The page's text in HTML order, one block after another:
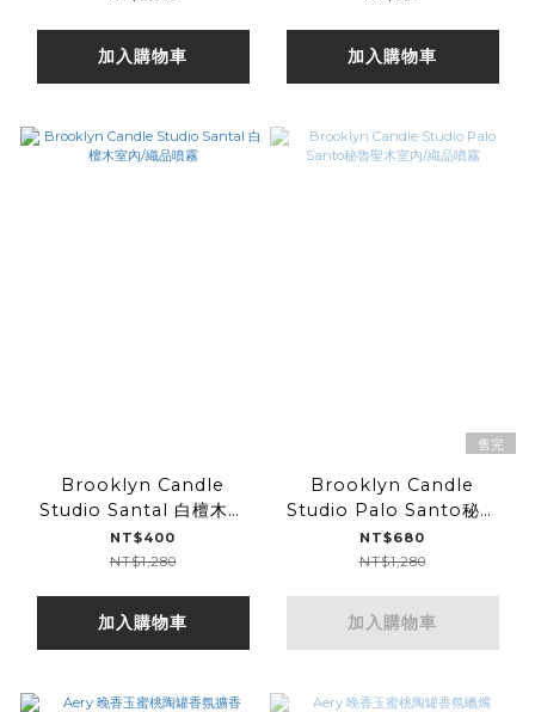
加入購物車 加入購物車
Brooklyn Candle
Studio Santal 白檀木室
內/織品噴霧
NT$400
NT$1,280
加入購物車
售完
Brooklyn Candle
Studio Palo Santo秘魯
聖木室內/織品噴霧
NT$680
NT$1,280
加入購物車